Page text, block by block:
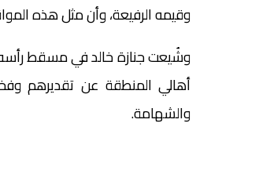
وقيمه الرفيعة، وأن مثل هذه
وشُيعت جنازة خالد في مسقط رأسه
أهالي المنطقة عن تقديرهم
والشهامة.